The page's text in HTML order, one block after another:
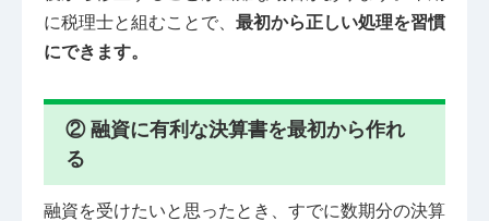
に税理士と組むことで、 最初から正しい処理を習慣
にできます。
② 融資に有利な決算書を最初から作れ
る
融資を受けたいと思ったとき、すでに数期分の決算